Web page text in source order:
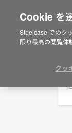
プランニング
Cookie を
Steelcase でのク
限り最高の閲覧体
クッ